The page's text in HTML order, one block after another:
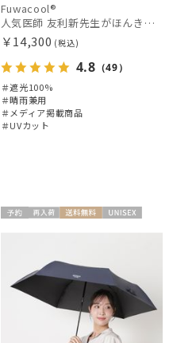
Fuwacool®
人気医師 友利新先生がほんきで作った”絶対に忘れない誰でも日傘” エレガント派のバンブーフリル【晴雨兼用折日傘】フワクール® (Fuwacool®) 雨の日OK 軽量 遮光100% UV100％
￥14,300 (税込)
4.8 （49）
＃遮光100%
＃晴雨兼用
＃メディア掲載商品
＃UVカット